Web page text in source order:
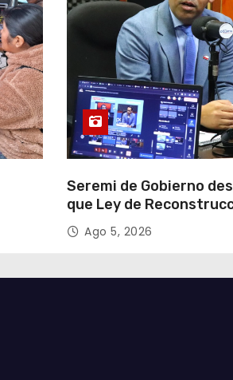
Seremi de Gobierno
que Ley de
Nacional impulsará la
inversión y el empleo en
Ago 5, 2026